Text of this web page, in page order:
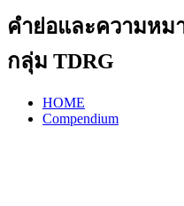
คำย่อและความหม
กลุ่ม TDRG
HOME
Compendium